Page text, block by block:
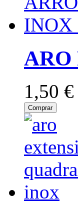
ARO
1,50 €
Comprar